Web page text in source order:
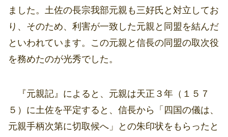
ました。土佐の長宗我部元親も三好氏と対立してお
り、そのため、利害が一致した元親と同盟を結んだ
といわれています。この元親と信長の同盟の取次役
を務めたのが光秀でした。
『元親記』によると、元親は天正３年（１５７
５）に土佐を平定すると、信長から「四国の儀は、
元親手柄次第に切取候へ」との朱印状をもらったと